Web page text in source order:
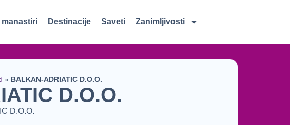
Destinacije Saveti Zanimljivosti
» BALKAN-ADRIATIC D.O.O.
D.O.O.
D.O.O.